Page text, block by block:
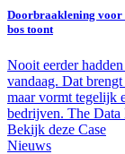
Doorbraaklening voor
bos toont
Nooit eerder
vandaag. Dat
maar vormt tegelijk
bedrijven. The Data
Bekijk deze Case
Nieuws